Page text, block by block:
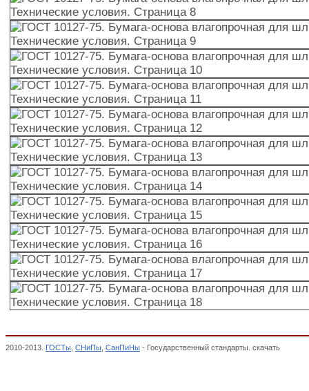
2010-2013. ГОСТы СНиПы СанПиНы - Государственный стандарты. скачать